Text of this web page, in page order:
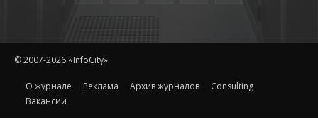
© 2007-2026 «InfoCity»
O журнале Реклама Архив журналов
Consulting
Вакансии